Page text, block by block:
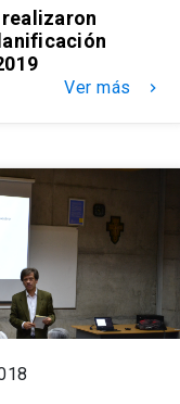
Ver más keyboard_arrow_right